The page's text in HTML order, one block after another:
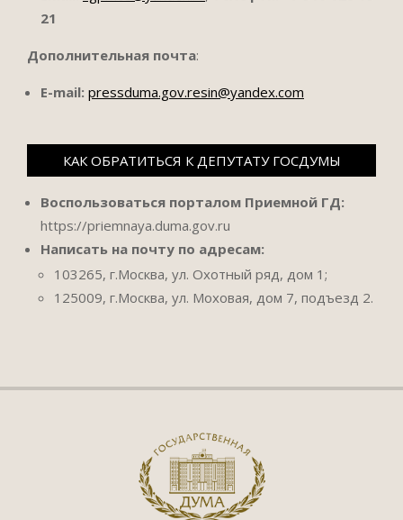
21
Дополнительная почта:
E-mail: pressduma.gov.resin@yandex.com
КАК ОБРАТИТЬСЯ К ДЕПУТАТУ ГОСДУМЫ
Воспользоваться порталом Приемной ГД:
https://priemnaya.duma.gov.ru
Написать на почту по адресам:
103265, г.Москва, ул. Охотный ряд, дом 1;
125009, г.Москва, ул. Моховая, дом 7, подъезд 2.